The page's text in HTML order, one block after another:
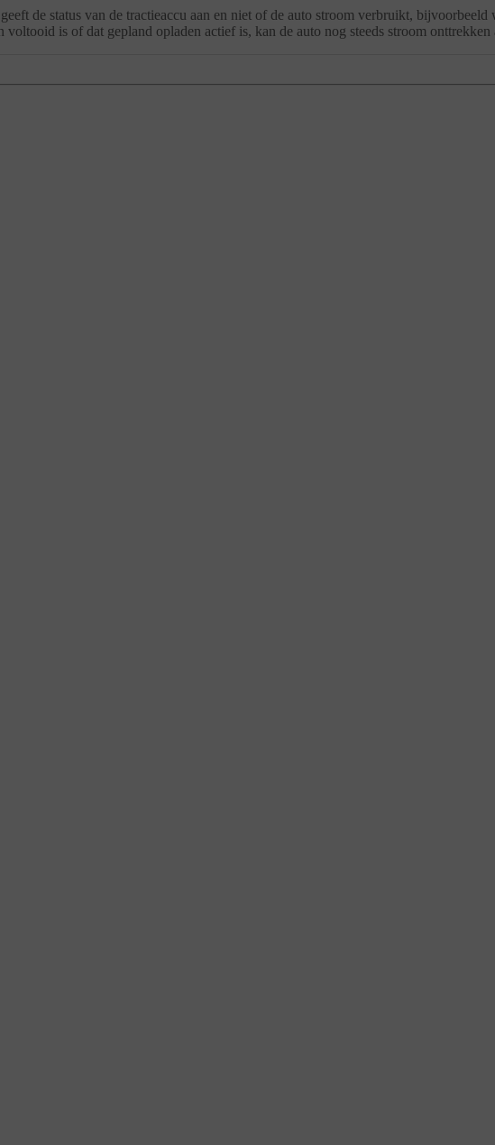
de status van de tractieaccu aan en niet of de auto stroom verbruikt,
voltooid is of dat gepland opladen actief is, kan de auto nog steeds stroom onttrekken